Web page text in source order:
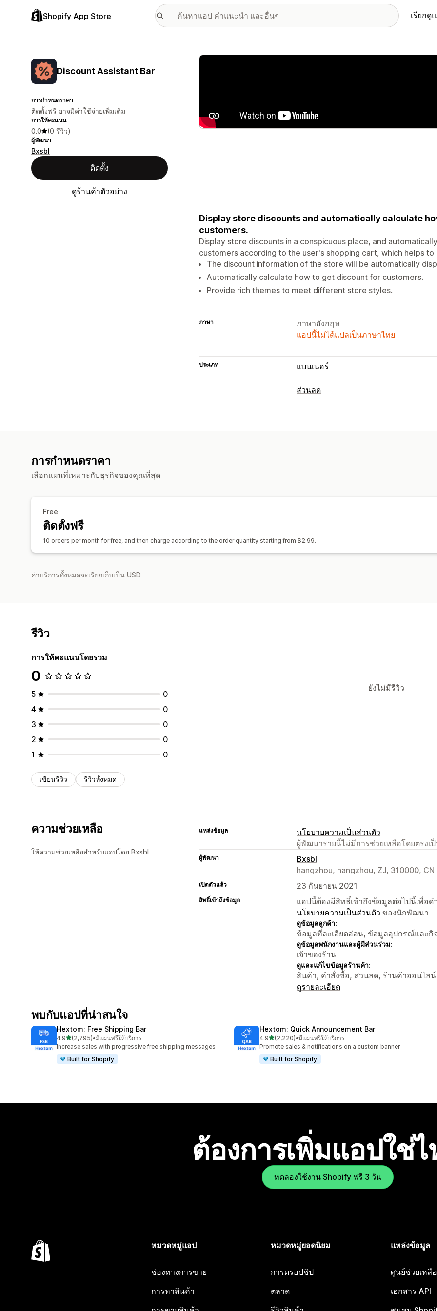
Shopify App Store เรียกดู
Discount Assistant Bar
การกำหนดราคา
ติดตั้งฟรี อาจมีค่าใช้จ่ายเพิ่มเติม
การให้คะแนน
0.0 (0 รีวิว)
ผู้พัฒนา
Bxsbl
ติดตั้ง
ดูร้านค้าตัวอย่าง
แกลเลอรีรูปภาพที่แสดง
Display store discounts and automatically calculate
customers.
Display store discounts in a conspicuous place, and
customers according to the user's shopping cart, which helps
The discount information of the store will be automatically
Automatically calculate how to get discount for customers.
Provide rich themes to meet different store styles.
ภาษา
ภาษาอังกฤษ
แอปนี้ไม่ได้แปลเป็นภาษาไทย
ประเภท แบนเนอร์
ประเภทแบนเนอร์
ส่วนลด
การกำหนดราคา
เลือกแผนที่เหมาะกับธุรกิจของคุณที่สุด
Free
ติดตั้งฟรี
10 orders per month for free, and then charge according to the order quantity starting from $2.99.
ค่าบริการทั้งหมดจะเรียกเก็บเป็น USD
รีวิว
การให้คะแนนโดยรวม
0
5
0
4
0
3
0
2
0
1
0
เขียนรีวิว รีวิวทั้งหมด
ยังไม่มีรีวิว
ความช่วยเหลือ
ให้ความช่วยเหลือสำหรับแอปโดย Bxsbl
แหล่งข้อมูล
นโยบายความเป็นส่วนตัว
ผู้พัฒนารายนี้ไม่มีการช่วยเหลือโดยตรงเ
ผู้พัฒนา
Bxsbl
hangzhou, hangzhou, ZJ, 310000, CN
เปิดตัวแล้ว 23 กันยายน 2021
สิทธิ์เข้าถึงข้อมูล
แอปนี้ต้องมีสิทธิ์เข้าถึงข้อมูลต่อไปนี้เพื่อ
นโยบายความเป็นส่วนตัว ของนักพัฒนา
ดูข้อมูลลูกค้า:
ข้อมูลที่ละเอียดอ่อน, ข้อมูลอุปกรณ์และกิ
ดูข้อมูลพนักงานและผู้มีส่วนร่วม:
เจ้าของร้าน
ดูและแก้ไขข้อมูลร้านค้า:
สินค้า, คำสั่งซื้อ, ส่วนลด, ร้านค้าออนไลน์
ดูรายละเอียด
พบกับแอปที่น่าสนใจ
Hextom: Free Shipping Bar
4.9เต็ม 5 ดาว
(2,795)
ทั้งหมด 2795 รีวิว
•มีแผนฟรีให้บริการ
Increase sales with progressive free shipping messages
Built for Shopify
Hextom: Quick Announcement Bar
4.9เต็ม 5 ดาว
(2,220)
ทั้งหมด 2220 รีวิว
•มีแผนฟรีให้บริการ
Promote sales & notifications on a custom banner
Built for Shopify
ต้องการเพิ่มแอปใช่
ทดลองใช้งาน Shopify ฟรี 3 วัน
หมวดหมู่แอป
ช่องทางการขาย
การหาสินค้า
หมวดหมู่ยอดนิยม
การดรอปชิป
ตลาด
แหล่งข้อมูล
ศูนย์ช่วยเหลื
เอกสาร API